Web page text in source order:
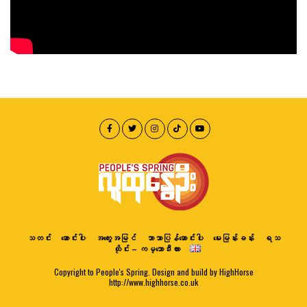
သတင်း ဆောင်းပါး အတွေးအမြင် ဘာသာပြန်ဆောင်းပါး မေးမြန်းခန်း
ရသ
ထိုင်း – ကမ္ဘောဒီးယား
Copyright to People's Spring. Design and build by HighHorse
http://www.highhorse.co.uk